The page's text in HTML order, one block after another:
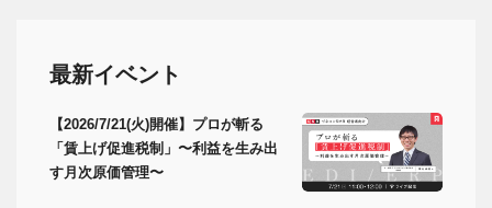
最新イベント
【2026/7/21(火)開催】プロが斬る
「賃上げ促進税制」〜利益を生み出
す月次原価管理〜